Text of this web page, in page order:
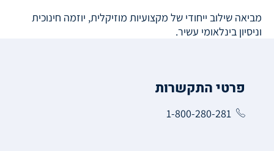
מביאה שילוב ייחודי של מקצועיות מוזיקלית, יוזמה חינוכית
וניסיון בינלאומי עשיר.
פרטי התקשרות
1-800-280-281